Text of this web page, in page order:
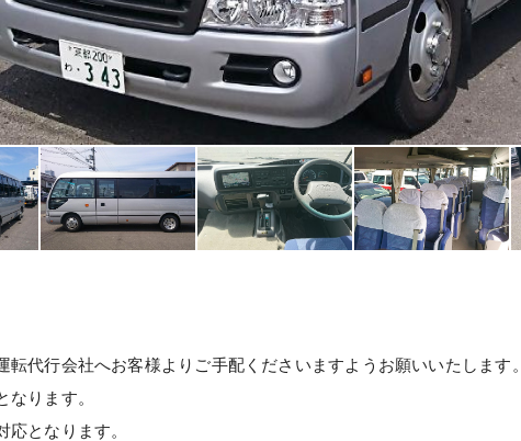
代行会社へお客様よりご手配くださいますようお願いいたします
ります。
となります。